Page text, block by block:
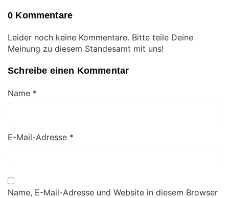
0 Kommentare
Leider noch keine Kommentare. Bitte teile Deine
Meinung zu diesem Standesamt mit uns!
Schreibe einen Kommentar
Name *
E-Mail-Adresse *
Name, E-Mail-Adresse und Website in diesem Browser